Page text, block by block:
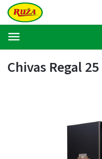
Chivas Regal